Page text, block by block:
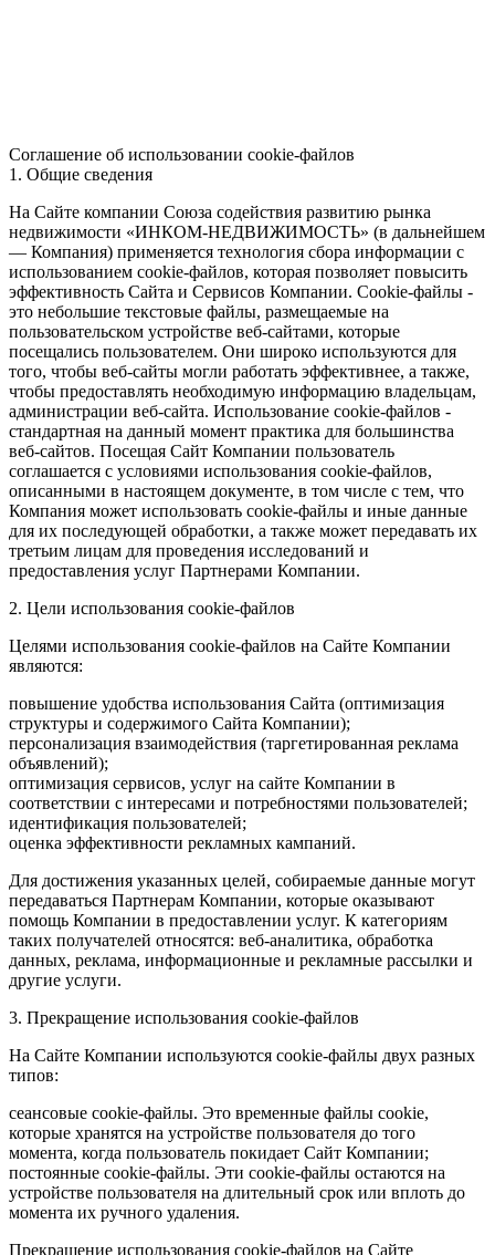
Соглашение об использовании cookie-файлов
1. Общие сведения
На Сайте компании Союза содействия развитию рынка
недвижимости «ИНКОМ-НЕДВИЖИМОСТЬ» (в дальнейшем
— Компания) применяется технология сбора информации с
использованием cookie-файлов, которая позволяет повысить
эффективность Сайта и Сервисов Компании. Сookie-файлы -
это небольшие текстовые файлы, размещаемые на
пользовательском устройстве веб-сайтами, которые
посещались пользователем. Они широко используются для
того, чтобы веб-сайты могли работать эффективнее, а также,
чтобы предоставлять необходимую информацию владельцам,
администрации веб-сайта. Использование cookie-файлов -
стандартная на данный момент практика для большинства
веб-сайтов. Посещая Сайт Компании пользователь
соглашается с условиями использования cookie-файлов,
описанными в настоящем документе, в том числе с тем, что
Компания может использовать cookie-файлы и иные данные
для их последующей обработки, а также может передавать их
третьим лицам для проведения исследований и
предоставления услуг Партнерами Компании.
2. Цели использования cookie-файлов
Целями использования cookie-файлов на Сайте Компании
являются:
повышение удобства использования Сайта (оптимизация
структуры и содержимого Сайта Компании);
персонализация взаимодействия (таргетированная реклама
объявлений);
оптимизация сервисов, услуг на сайте Компании в
соответствии с интересами и потребностями пользователей;
идентификация пользователей;
оценка эффективности рекламных кампаний.
Для достижения указанных целей, собираемые данные могут
передаваться Партнерам Компании, которые оказывают
помощь Компании в предоставлении услуг. К категориям
таких получателей относятся: веб-аналитика, обработка
данных, реклама, информационные и рекламные рассылки и
другие услуги.
3. Прекращение использования cookie-файлов
На Сайте Компании используются cookie-файлы двух разных
типов:
сеансовые cookie-файлы. Это временные файлы cookie,
которые хранятся на устройстве пользователя до того
момента, когда пользователь покидает Сайт Компании;
постоянные cookie-файлы. Эти cookie-файлы остаются на
устройстве пользователя на длительный срок или вплоть до
момента их ручного удаления.
Прекращение использования cookie-файлов на Сайте